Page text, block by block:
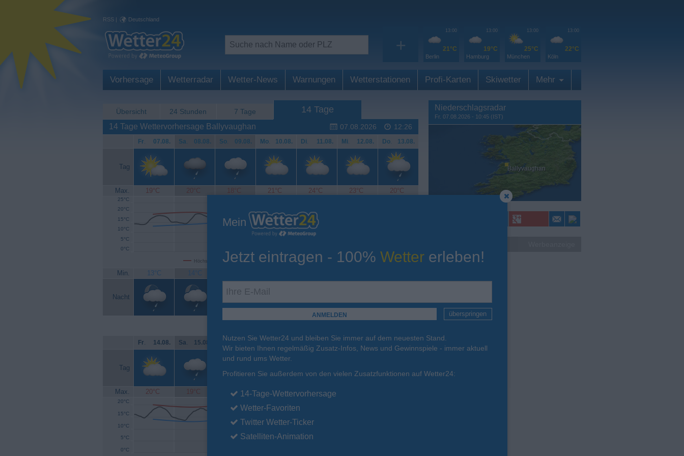
RSS | Deutschland
+
13:00
21°C
Berlin
13:00
19°C
Hamburg
13:00
25°C
München
13:00
22°C
Köln
Vorhersage Wetterradar Wetter-News Warnungen Wetterstationen Profi-Karten Skiwetter Mehr
Übersicht 24 Stunden 7 Tage 14 Tage
07.08.2026 12:26
14 Tage Wettervorhersage Ballyvaughan
Fr. 07.08. Sa. 08.08. So. 09.08. Mo. 10.08. Di. 11.08. Mi. 12.08. Do. 13.08.
Tag
Max. 19°C 20°C 18°C 21°C 24°C 23°C 20°C
Höchsttemperatur Tiefsttemperatur Aktuelle Temperatur
0°C
5°C
10°C
15°C
20°C
25°C
Min. 13°C 14°C
Nacht
Fr. 14.08. Sa. 15.08. So. 16.08. Mo. 17.08. Di. 18.08. Mi. 19.08. Do. 20.08.
Tag
Max. 20°C 19°C 20°C 20°C 20°C
0°C
5°C
10°C
15°C
20°C
Niederschlagsradar
Fr. 07.08.2026 - 10:45 (IST)
Ballyvaughan
Mein
Jetzt eintragen - 100% Wetter erleben!
überspringen
Nutzen Sie Wetter24 und bleiben Sie immer auf dem neuesten Stand.
Wir bieten Ihnen regelmäßig Zusatz-Infos, News und Gewinnspiele - immer aktuell
und rund ums Wetter.
Profitieren Sie außerdem von den vielen Zusatzfunktionen auf Wetter24:
14-Tage-Wettervorhersage
Wetter-Favoriten
Twitter Wetter-Ticker
Satelliten-Animation